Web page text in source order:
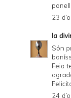
23
la
Són
Feia
24